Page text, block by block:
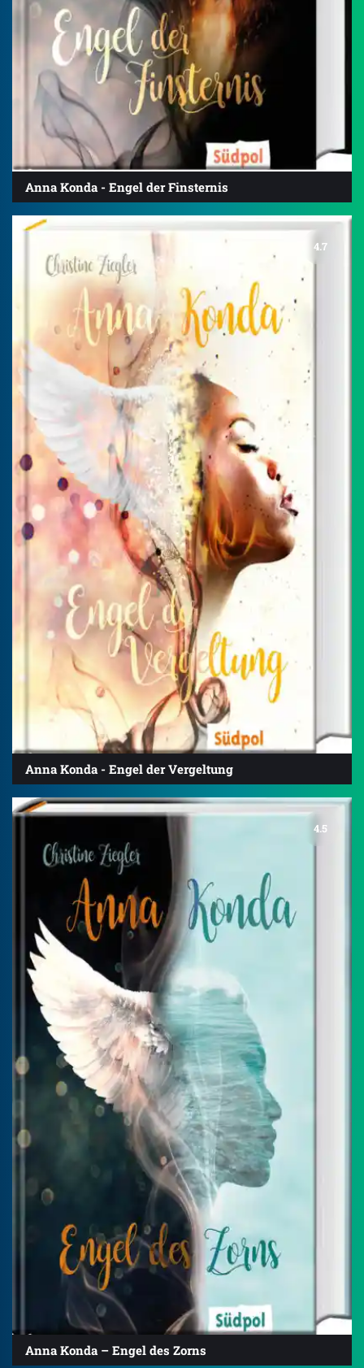
Anna Konda - Engel der Finsternis
4.7
Anna Konda - Engel der Vergeltung
4.5
Anna Konda – Engel des Zorns